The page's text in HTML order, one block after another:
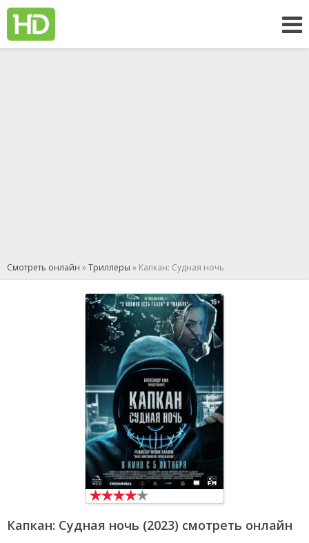
Смотреть онлайн »Триллеры » Капкан: Судная ночь
Капкан: Судная ночь (2023) смотреть онлайн